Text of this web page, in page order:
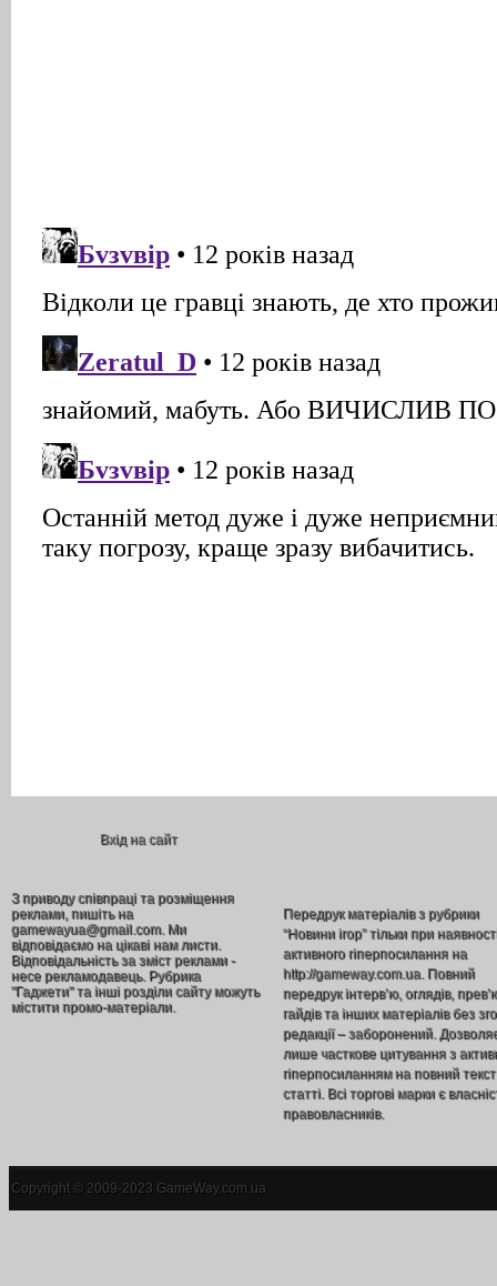
Вхід на сайт
З приводу співпраці та розміщення
реклами, пишіть на
gamewayua@gmail.com. Ми
відповідаємо на цікаві нам листи.
Відповідальність за зміст реклами -
несе рекламодавець. Рубрика
"Гаджети" та інші розділи сайту можуть
містити промо-матеріали.
Передрук матеріалів з рубрики
“Новини ігор” тільки при
активного гіперпосилання на
http://gameway.com.ua. Повний
передрук інтерв’ю, оглядів,
гайдів та інших матеріалів без
редакції – заборонений.
лише часткове цитування з
гіперпосиланням на повний текст
статті. Всі торгові марки є
правовласників.
Copyright © 2009-2023 GameWay.com.ua